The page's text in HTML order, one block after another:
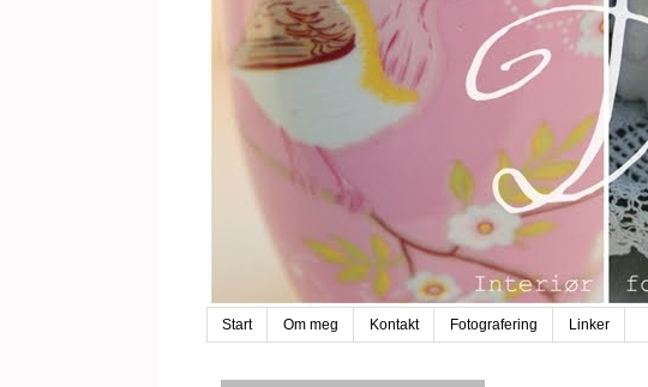
Start Om meg Kontakt Fotografering Linker